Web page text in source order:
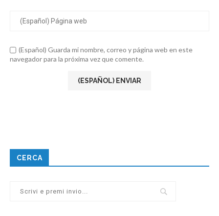
(Español) Guarda mi nombre, correo y página web en este
navegador para la próxima vez que comente.
CERCA